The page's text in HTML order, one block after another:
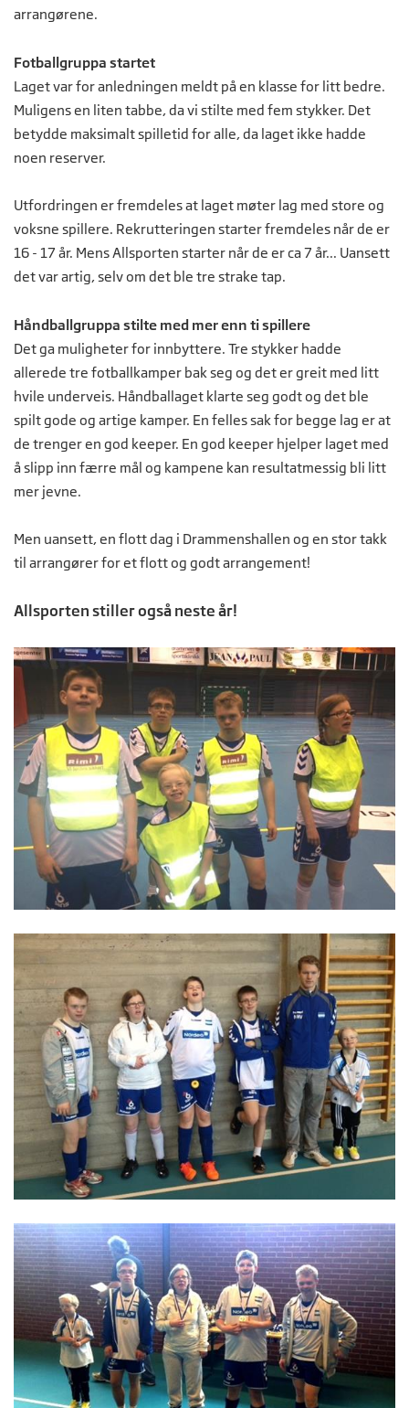
arrangørene.
Fotballgruppa startet
Laget var for anledningen meldt på en klasse for litt bedre.
Muligens en liten tabbe, da vi stilte med fem stykker. Det
betydde maksimalt spilletid for alle, da laget ikke hadde
noen reserver.
Utfordringen er fremdeles at laget møter lag med store og
voksne spillere. Rekrutteringen starter fremdeles når de er
16 - 17 år. Mens Allsporten starter når de er ca 7 år... Uansett
det var artig, selv om det ble tre strake tap.
Håndballgruppa stilte med mer enn ti spillere
Det ga muligheter for innbyttere. Tre stykker hadde
allerede tre fotballkamper bak seg og det er greit med litt
hvile underveis. Håndballaget klarte seg godt og det ble
spilt gode og artige kamper. En felles sak for begge lag er at
de trenger en god keeper. En god keeper hjelper laget med
å slipp inn færre mål og kampene kan resultatmessig bli litt
mer jevne.
Men uansett, en flott dag i Drammenshallen og en stor takk
til arrangører for et flott og godt arrangement!
Allsporten stiller også neste år!